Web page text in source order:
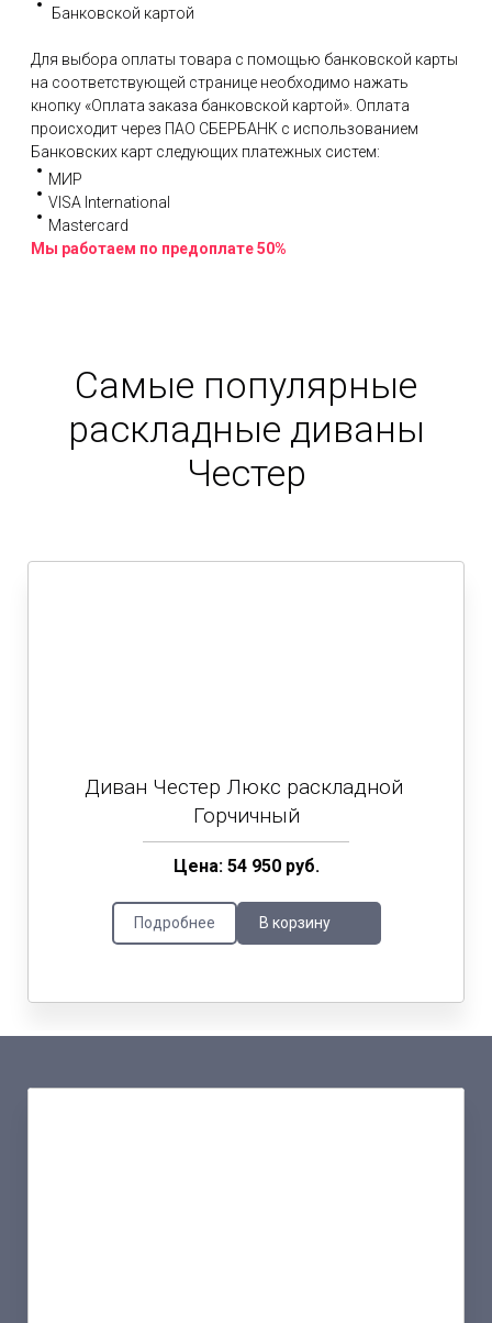
Банковской картой
Для выбора оплаты товара с помощью банковской карты
на соответствующей странице необходимо нажать
кнопку «Оплата заказа банковской картой». Оплата
происходит через ПАО СБЕРБАНК с использованием
Банковских карт следующих платежных систем:
МИР
VISA International
Mastercard
Мы работаем по предоплате 50%
Самые популярные
раскладные диваны
Честер
Диван Честер Люкс раскладной
Горчичный
Цена: 54 950 руб.
Подробнее В корзину